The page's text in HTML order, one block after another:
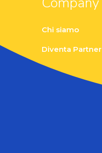
Chi siamo
Diventa Partner